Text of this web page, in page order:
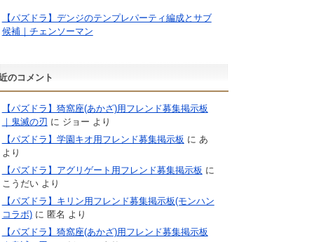
【パズドラ】デンジのテンプレパーティ編成とサブ
候補｜チェンソーマン
のコメント
【パズドラ】猗窩座(あかざ)用フレンド募集掲示板
｜鬼滅の刃 に ジョー より
【パズドラ】学園キオ用フレンド募集掲示板 に あ
より
【パズドラ】アグリゲート用フレンド募集掲示板 に
こうだいより
【パズドラ】キリン用フレンド募集掲示板(モンハン
コラボ)に 匿名 より
【パズドラ】猗窩座(あかざ)用フレンド募集掲示板